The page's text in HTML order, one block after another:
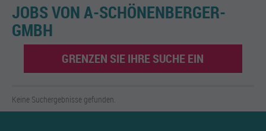
JOBS VON A-SCHÖNENBERGER-
GMBH
GRENZEN SIE IHRE SUCHE EIN
Keine Suchergebnisse gefunden.